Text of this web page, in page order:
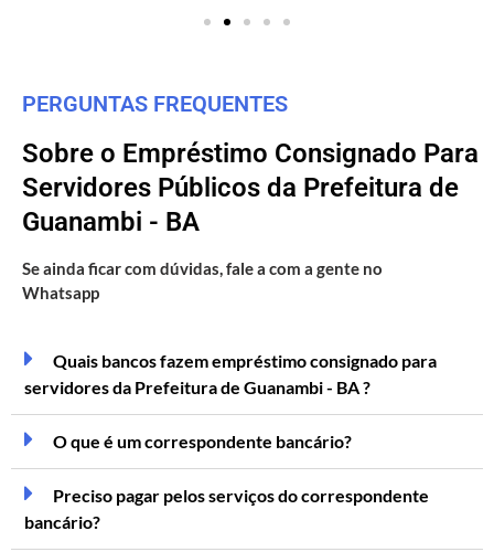
PERGUNTAS FREQUENTES
Sobre o Empréstimo Consignado Para
Servidores Públicos da Prefeitura de
Guanambi - BA
Se ainda ficar com dúvidas, fale a com a gente no
Whatsapp
Quais bancos fazem empréstimo consignado para
servidores da Prefeitura de Guanambi - BA ?
O que é um correspondente bancário?
Preciso pagar pelos serviços do correspondente
bancário?